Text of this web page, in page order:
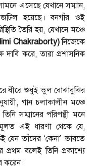
এসেছে যেখানে সম্মান,
জটিল হয়েছে। বনগাঁর ওই
তৈরি হয়, যেখানে মঞ্চে
Chakraborty)নিজেকে
করে, তারা প্রশাসনিক
ধীরে শুধুই ভুল বোঝাবুঝির
গান চলাকালীন মঞ্চে
সম্মানের পরিপন্থী মনে
এই ধারণা থেকে যে,
যেন তাঁদের ‘কেনা’ ভাবতে
বলেই তিনি প্রকাশ্যে
করেন।